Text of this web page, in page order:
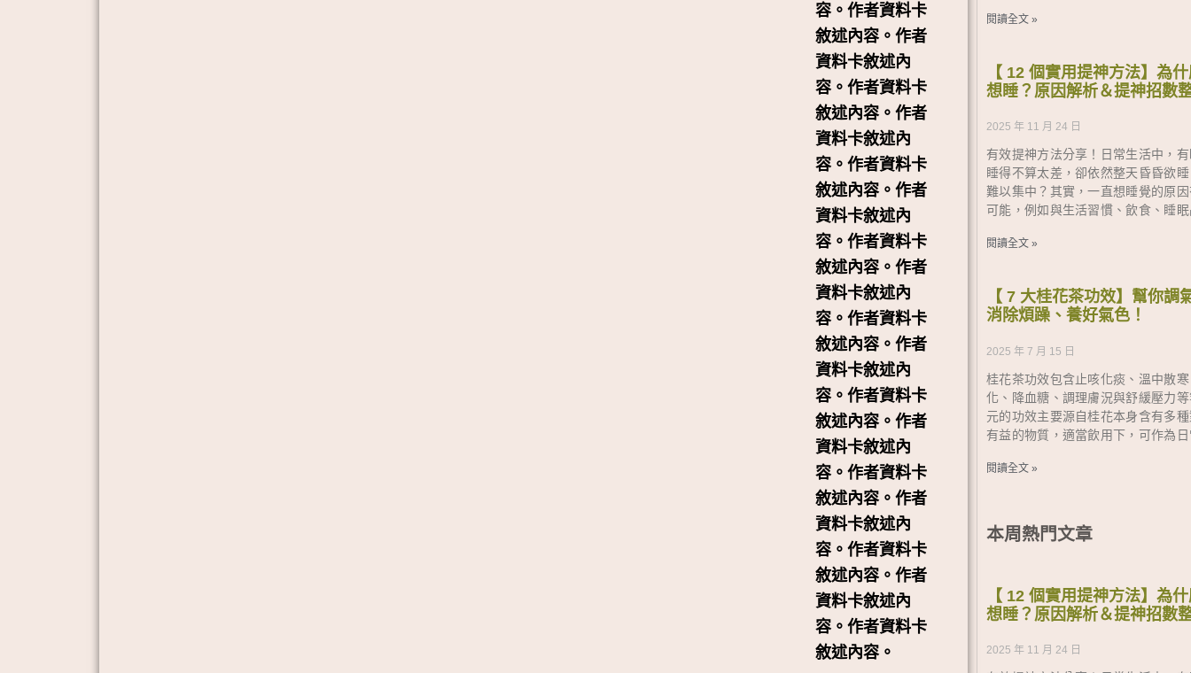
容。作者資料卡
敘述內容。作者
資料卡敘述內
容。作者資料卡
敘述內容。作者
資料卡敘述內
容。作者資料卡
敘述內容。作者
資料卡敘述內
容。作者資料卡
敘述內容。作者
資料卡敘述內
容。作者資料卡
敘述內容。作者
資料卡敘述內
容。作者資料卡
敘述內容。作者
資料卡敘述內
容。作者資料卡
敘述內容。作者
資料卡敘述內
容。作者資料卡
敘述內容。作者
資料卡敘述內
容。作者資料卡
敘述內容。
閱讀全文 »
【 12 個實用提神方法】為
想睡？原因解析＆提神招數
2025 年 11 月 24 日
有效提神方法分享！日常生活中，
睡得不算太差，卻依然整天昏昏欲
難以集中？其實，一直想睡覺的原
可能，例如與生活習慣、飲食、睡
閱讀全文 »
【 7 大桂花茶功效】幫你調
消除煩躁、養好氣色！
2025 年 7 月 15 日
桂花茶功效包含止咳化痰、溫中散
化、降血糖、調理膚況與舒緩壓力
元的功效主要源自桂花本身含有多
有益的物質，適當飲用下，可作為
閱讀全文 »
本周熱門文章
【 12 個實用提神方法】為
想睡？原因解析＆提神招數
2025 年 11 月 24 日